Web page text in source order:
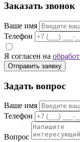
Заказать звонок
Ваше имя
Телефон
Я согласен на
Отправить заявку
Задать вопрос
Ваше имя
Телефон
Вопрос